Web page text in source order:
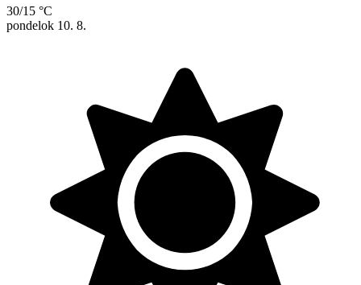
30/15 °C
pondelok 10. 8.